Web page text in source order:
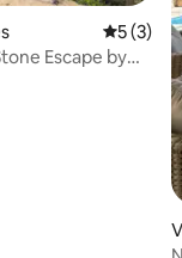
5 (3)
Escape by